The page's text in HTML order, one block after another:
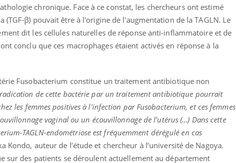
chronique. Face à ce constat, les chercheurs ont estimé
β) pouvait être à l'origine de l'augmentation de la TAGLN. Le
dit les cellules naturelles de réponse anti-inflammatoire et de
conclu que ces macrophages étaient activés en réponse à la
Fusobacterium constitue un traitement antibiotique non
de cette bactérie par un traitement antibiotique pourrait
les femmes positives à l'infection par Fusobacterium, et ces femmes
vaginal ou un écouvillonnage de l’utérus (…) Dans cette
TAGLN-endométriose est fréquemment dérégulé en cas
Kondo, auteur de l’étude et chercheur à l’université de Nagoya.
sur des patients se déroulent actuellement au département